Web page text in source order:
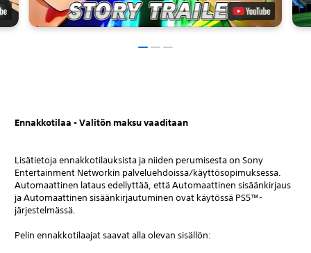
Ennakkotilaa - Valitön maksu vaaditaan
Lisätietoja ennakkotilauksista ja niiden perumisesta on Sony
Entertainment Networkin palveluehdoissa/käyttösopimuksessa.
Automaattinen lataus edellyttää, että Automaattinen sisäänkirjaus
ja Automaattinen sisäänkirjautuminen ovat käytössä PS5™-
järjestelmässä.
Pelin ennakkotilaajat saavat alla olevan sisällön: